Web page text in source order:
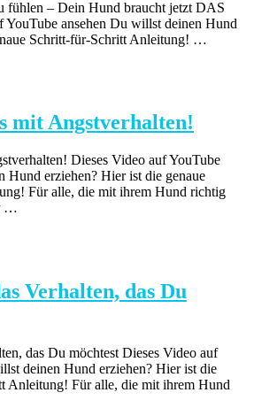
fühlen – Dein Hund braucht jetzt DAS
YouTube ansehen Du willst deinen Hund
Schritt-für-Schritt Anleitung! …
mit Angstverhalten!
Dieses Video auf YouTube
Hund erziehen? Hier ist die genaue
Für alle, die mit ihrem Hund richtig
…
Verhalten, das Du
das Du möchtest Dieses Video auf
deinen Hund erziehen? Hier ist die
Anleitung! Für alle, die mit ihrem Hund